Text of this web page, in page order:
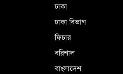
ঢাকা
ঢাকা বিভাগ
ফিচার
বরিশাল
বাংলাদেশ